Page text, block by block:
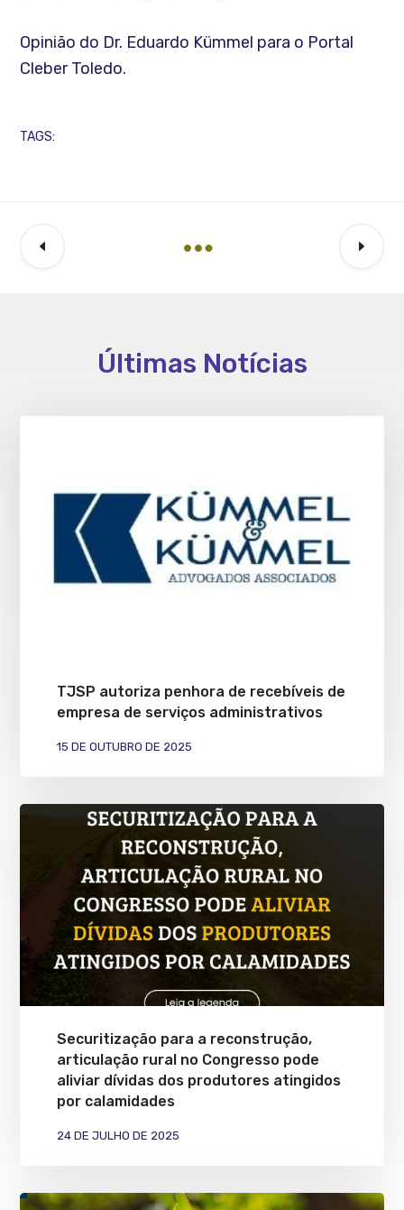
Opinião do Dr. Eduardo Kümmel para o Portal
Cleber Toledo.
TAGS:
Últimas Notícias
TJSP autoriza penhora de recebíveis de
empresa de serviços administrativos
15 DE OUTUBRO DE 2025
Securitização para a reconstrução,
articulação rural no Congresso pode
aliviar dívidas dos produtores atingidos
por calamidades
24 DE JULHO DE 2025